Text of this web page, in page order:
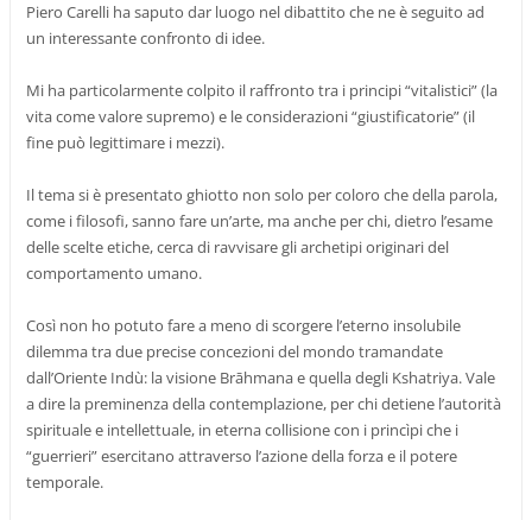
Piero Carelli ha saputo dar luogo nel dibattito che ne è seguito ad
un interessante confronto di idee.
Mi ha particolarmente colpito il raffronto tra i principi “vitalistici” (la
vita come valore supremo) e le considerazioni “giustificatorie” (il
fine può legittimare i mezzi).
Il tema si è presentato ghiotto non solo per coloro che della parola,
come i filosofi, sanno fare un’arte, ma anche per chi, dietro l’esame
delle scelte etiche, cerca di ravvisare gli archetipi originari del
comportamento umano.
Così non ho potuto fare a meno di scorgere l’eterno insolubile
dilemma tra due precise concezioni del mondo tramandate
dall’Oriente Indù: la visione Brāhmana e quella degli Kshatriya. Vale
a dire la preminenza della contemplazione, per chi detiene l’autorità
spirituale e intellettuale, in eterna collisione con i princìpi che i
“guerrieri” esercitano attraverso l’azione della forza e il potere
temporale.